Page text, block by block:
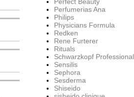
Perfumerias Ana
Philips
Physicians Formula
Redken
Rene Furterer
Rituals
Schwarzkopf Professional
Sensilis
Sephora
Sesderma
Shiseido